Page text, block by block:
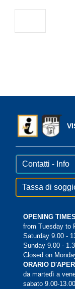
Contatti - Info
Tassa di
OPENING
from Tuesday to
Saturday 9.00 -
Sunday 9.00 -
Closed on
ORARIO
da martedì a
sabato 9.00-